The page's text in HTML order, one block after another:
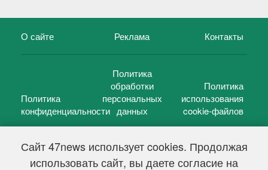
Сайт 47news использует cookies. Продолжая
использовать сайт, вы даете согласие на
О сайте Реклама Контакты
Политика
конфиденциальности
Политика
обработки
персональных
данных
Политика
использования
cookie-файлов